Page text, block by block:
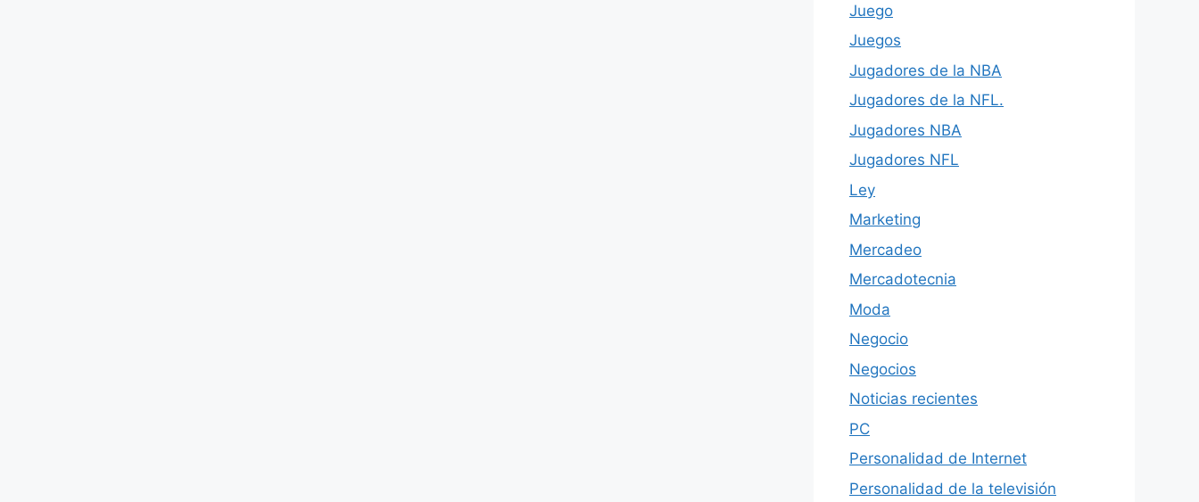
Juego
Juegos
Jugadores de la NBA
Jugadores de la NFL.
Jugadores NBA
Jugadores NFL
Ley
Marketing
Mercadeo
Mercadotecnia
Moda
Negocio
Negocios
Noticias recientes
PC
Personalidad de Internet
Personalidad de la televisión